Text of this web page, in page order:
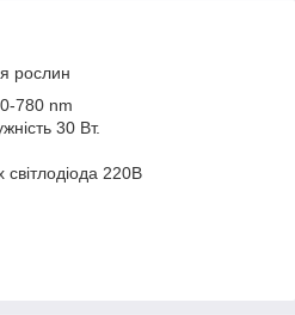
рослин
780 nm
30 Вт.
220В